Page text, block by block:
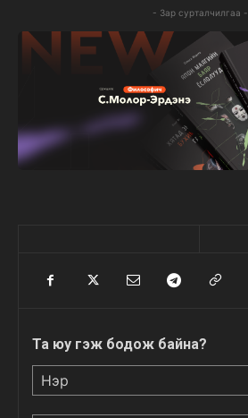
- Зар сурталчилгаа -
Та юу гэж бодож байна?